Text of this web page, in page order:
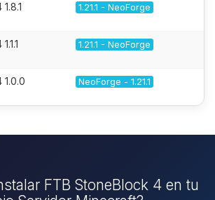
1.21.1 - NeoForge
1.21.1 - NeoForge
NeoForge - 1.21.1
FTB StoneBlock 4 en tu